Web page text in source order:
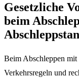
Gesetzliche
beim
Beim Abschleppen mit
Verkehrsregeln und